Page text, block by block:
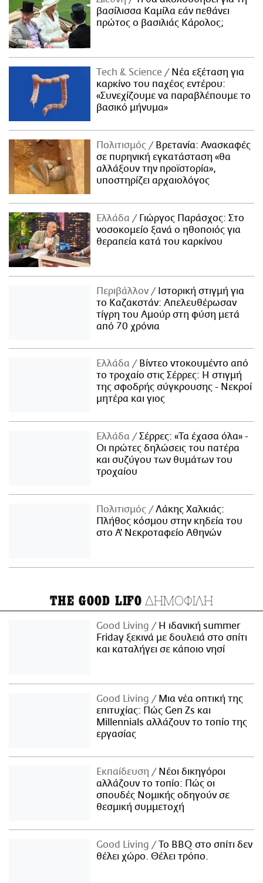
βασίλισσα Καμίλα εάν πεθάνει
πρώτος ο βασιλιάς Κάρολος;
Τech & Science
Νέα εξέταση για
καρκίνο του παχέος εντέρου:
«Συνεχίζουμε να παραβλέπουμε το
βασικό μήνυμα»
Πολιτισμός
Βρετανία: Ανασκαφές
σε πυρηνική εγκατάσταση «θα
αλλάξουν την προϊστορία»,
υποστηρίζει αρχαιολόγος
Ελλάδα
Γιώργος Παράσχος: Στο
νοσοκομείο ξανά ο ηθοποιός για
θεραπεία κατά του καρκίνου
Περιβάλλον
Ιστορική στιγμή για
το Καζακστάν: Απελευθέρωσαν
τίγρη του Αμούρ στη φύση μετά
από 70 χρόνια
Ελλάδα
Βίντεο ντοκουμέντο από
το τροχαίο στις Σέρρες: Η στιγμή
της σφοδρής σύγκρουσης - Νεκροί
μητέρα και γιος
Ελλάδα
Σέρρες: «Τα έχασα όλα» -
Οι πρώτες δηλώσεις του πατέρα
και συζύγου των θυμάτων του
τροχαίου
Πολιτισμός
Λάκης Χαλκιάς:
Πλήθος κόσμου στην κηδεία του
στο Α' Νεκροταφείο Αθηνών
THE GOOD LIFO ΔΗΜΟΦΙΛΗ
Good Living
Η ιδανική summer
Friday ξεκινά με δουλειά στο σπίτι
και καταλήγει σε κάποιο νησί
Good Living
Μια νέα οπτική της
επιτυχίας: Πώς Gen Zs και
Millennials αλλάζουν το τοπίο της
εργασίας
Εκπαίδευση
Νέοι δικηγόροι
αλλάζουν το τοπίο: Πώς οι
σπουδές Νομικής οδηγούν σε
θεσμική συμμετοχή
Good Living
Το BBQ στο σπίτι δεν
θέλει χώρο. Θέλει τρόπο.